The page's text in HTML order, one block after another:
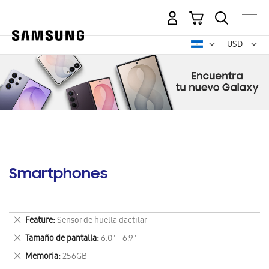
USD -
dólar
Mi carrito
Smartphones
Feature Sensor de huella dactilar
Eliminar
este
artículo
Tamaño de pantalla 6.0" - 6.9"
Eliminar
este
artículo
Memoria 256GB
Eliminar